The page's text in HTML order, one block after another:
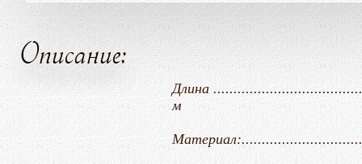
Описание:
Длина
м